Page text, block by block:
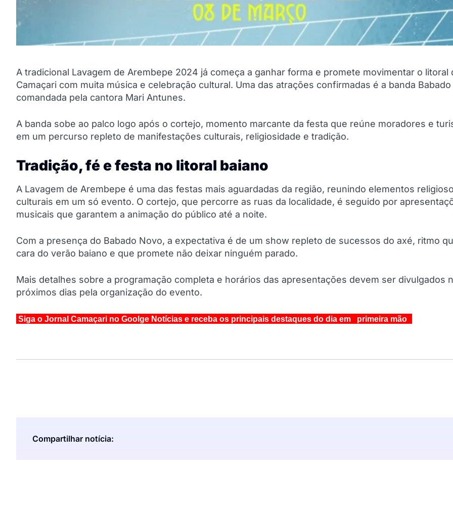
A tradicional Lavagem de Arembepe 2024 já começa a ganhar forma e promete movimentar o litoral
Camaçari com muita música e celebração cultural. Uma das atrações confirmadas é a banda
comandada pela cantora Mari Antunes.
A banda sobe ao palco logo após o cortejo, momento marcante da festa que reúne moradores e
em um percurso repleto de manifestações culturais, religiosidade e tradição.
Tradição, fé e festa no litoral baiano
A Lavagem de Arembepe é uma das festas mais aguardadas da região, reunindo elementos
culturais em um só evento. O cortejo, que percorre as ruas da localidade, é seguido por
musicais que garantem a animação do público até a noite.
Com a presença do Babado Novo, a expectativa é de um show repleto de sucessos do axé, ritmo
cara do verão baiano e que promete não deixar ninguém parado.
Mais detalhes sobre a programação completa e horários das apresentações devem ser divulgados
próximos dias pela organização do evento.
Siga o Jornal Camaçari no Goolge Notícias e receba os principais destaques do dia em primeira mão
Compartilhar notícia: